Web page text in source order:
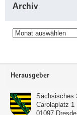
Archiv
Archiv
Service
Herausgeber
Sächsisches
Carolaplatz 1
01097